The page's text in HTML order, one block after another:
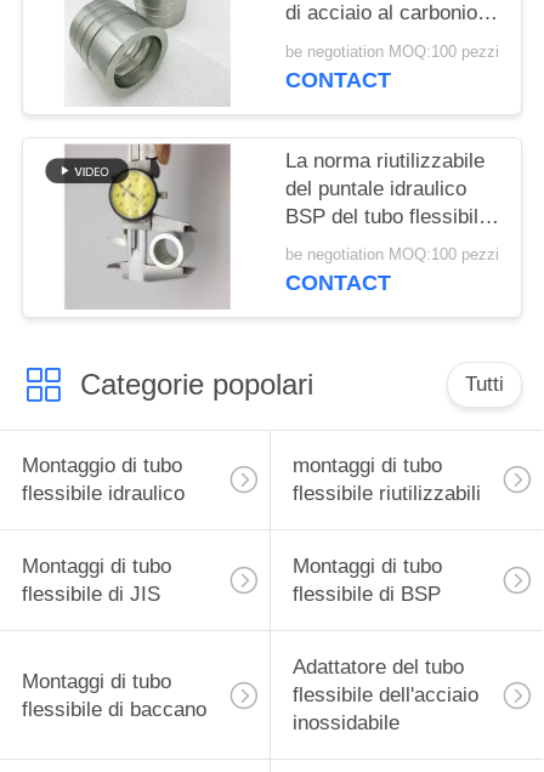
di acciaio al carbonio
dei puntali del tubo
flessibile
be negotiation MOQ:100 pezzi
CONTACT
La norma riutilizzabile
del puntale idraulico
BSP del tubo flessibile
45# del acciaio al
carbonio ha
be negotiation MOQ:100 pezzi
CONTACT
Categorie popolari Tutti
Montaggio di tubo
flessibile idraulico
montaggi di tubo
flessibile riutilizzabili
Montaggi di tubo
flessibile di JIS
Montaggi di tubo
flessibile di BSP
Montaggi di tubo
flessibile di baccano
Adattatore del tubo
flessibile dell'acciaio
inossidabile